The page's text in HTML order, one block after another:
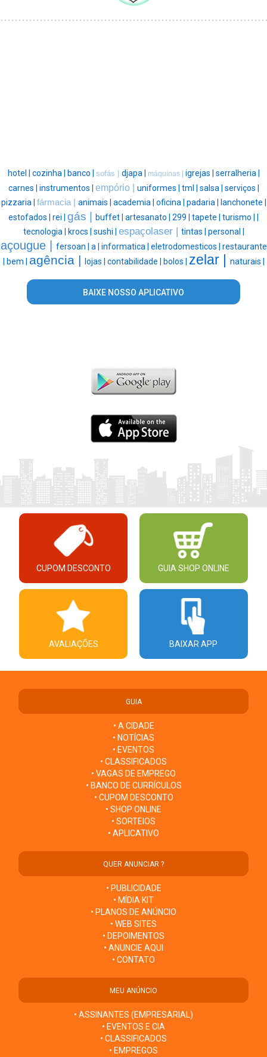
hotel | cozinha | banco | sofás | djapa | máquinas | igrejas | serralheria |
carnes | instrumentos | empório | uniformes | tml | salsa | serviços |
pizzaria | fármacia | animais | academia | oficina | padaria | lanchonete |
estofados | rei | gás | buffet | artesanato | 299 | tapete | turismo | |
tecnologia | krocs | sushi | espaçolaser | tintas | personal |
açougue | fersoan | a | informatica | eletrodomesticos | restaurante
| bem | agência | lojas | contabilidade | bolos | zelar | naturais |
BAIXE NOSSO APLICATIVO
CUPOM DESCONTO GUIA SHOP ONLINE
AVALIAÇÕES BAIXAR APP
GUIA
• A CIDADE
• NOTÍCIAS
• EVENTOS
• CLASSIFICADOS
• VAGAS DE EMPREGO
• BANCO DE CURRÍCULOS
• CUPOM DESCONTO
• SHOP ONLINE
• SORTEIOS
• APLICATIVO
QUER ANUNCIAR ?
• PUBLICIDADE
• MÍDIA KIT
• PLANOS DE ANÚNCIO
• WEB SITES
• DEPOIMENTOS
• ANUNCIE AQUI
• CONTATO
MEU ANÚNCIO
• ASSINANTES (EMPRESARIAL)
• EVENTOS E CIA
• CLASSIFICADOS
• EMPREGOS